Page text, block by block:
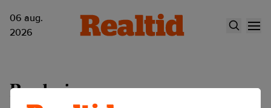
06 aug.
2026
Rankning